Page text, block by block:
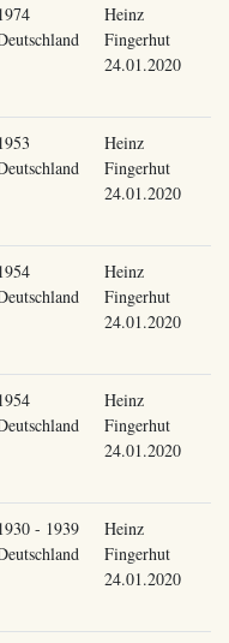
1974
Heinz
Fingerhut
24.01.2020
1953
Heinz
Fingerhut
24.01.2020
1954
Heinz
Fingerhut
24.01.2020
1954
Heinz
Fingerhut
24.01.2020
1930 - 1939
Heinz
Fingerhut
24.01.2020